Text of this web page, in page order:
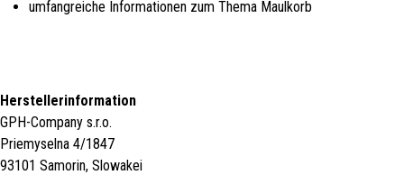
umfangreiche Informationen zum Thema Maulkorb
Herstellerinformation
GPH-Company s.r.o.
Priemyselna 4/1847
93101 Samorin, Slowakei